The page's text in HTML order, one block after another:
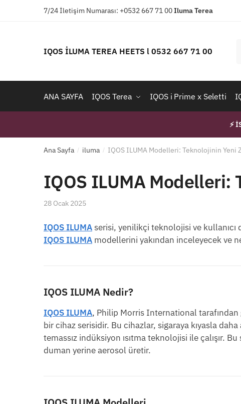
7/24 İletişim Numarası: +0532 667 71 00IlumaTerea
IQOS İLUMA TEREA HEETS l 0532 667 71 00
ANA SAYFA IQOS Terea IQOS i Prime x Seletti
⚡
Ana Sayfa / iluma / IQOS ILUMA Modelleri: Teknolojinin Yeni
IQOS ILUMA Modelleri:
28 Ocak 2025
IQOS ILUMAserisi, yenilikçi teknolojisi ve kullanıcı
IQOS ILUMA modellerini yakından inceleyecek ve
IQOS ILUMA Nedir?
IQOS ILUMA, Philip Morris International tarafından
bir cihaz serisidir. Bu cihazlar, sigaraya kıyasla
temassız indüksiyon ısıtma teknolojisi ile çalışır.
duman yerine aerosol üretir.